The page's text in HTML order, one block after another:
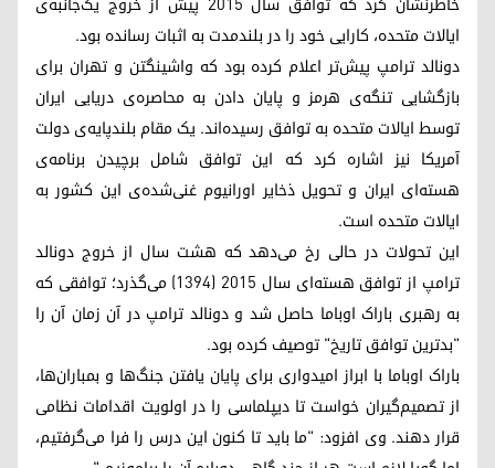
ایالات متحده، کارایی خود را در بلندمدت به اثبات رسانده بود.
دونالد ترامپ پیش‌تر اعلام کرده بود که واشینگتن و تهران برای
بازگشایی تنگه‌ی هرمز و پایان دادن به محاصره‌ی دریایی ایران
توسط ایالات متحده به توافق رسیده‌اند. یک مقام بلندپایه‌ی دولت
آمریکا نیز اشاره کرد که این توافق شامل برچیدن برنامه‌ی
هسته‌ای ایران و تحویل ذخایر اورانیوم غنی‌شده‌ی این کشور به
ایالات متحده است.
این تحولات در حالی رخ می‌دهد که هشت سال از خروج دونالد
ترامپ از توافق هسته‌ای سال ۲۰۱۵ (۱۳۹۴) می‌گذرد؛ توافقی که
به رهبری باراک اوباما حاصل شد و دونالد ترامپ در آن زمان آن را
"بدترین توافق تاریخ" توصیف کرده بود.
باراک اوباما با ابراز امیدواری برای پایان یافتن جنگ‌ها و بمباران‌ها،
از تصمیم‌گیران خواست تا دیپلماسی را در اولویت اقدامات نظامی
قرار دهند. وی افزود: "ما باید تا کنون این درس را فرا می‌گرفتیم،